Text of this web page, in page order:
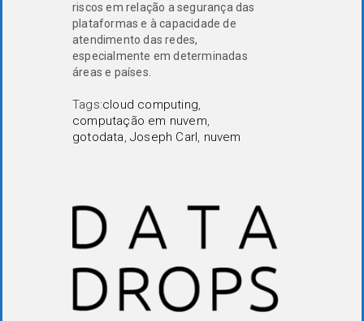
riscos em relação a segurança das
plataformas e à capacidade de
atendimento das redes,
especialmente em determinadas
áreas e países.
Tags:cloud computing,
computação em nuvem,
gotodata,Joseph Carl , nuvem